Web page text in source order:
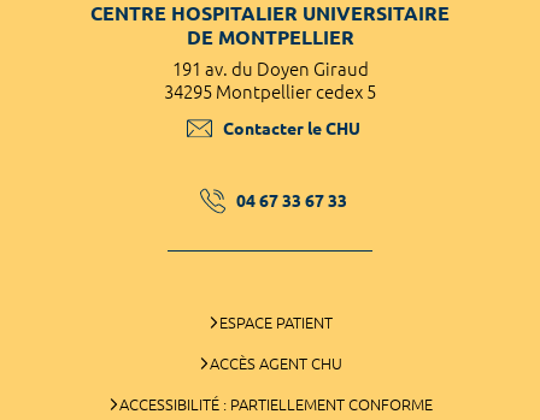
CENTRE HOSPITALIER UNIVERSITAIRE
DE MONTPELLIER
191 av. du Doyen Giraud
34295 Montpellier cedex 5
Contacter le CHU
04 67 33 67 33
ESPACE PATIENT
ACCÈS AGENT CHU
ACCESSIBILITÉ : PARTIELLEMENT CONFORME